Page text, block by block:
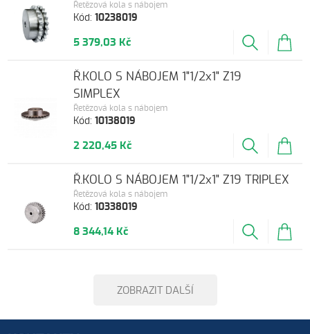
Kód:10238019
Řetězová kola s nábojem
5 379,03 Kč
Kód:10138019
Řetězová kola s nábojem
Ř.KOLO S NÁBOJEM 1"1/2x1" Z19
SIMPLEX
2 220,45 Kč
Kód:10338019
Řetězová kola s nábojem
Ř.KOLO S NÁBOJEM 1"1/2x1" Z19 TRIPLEX
8 344,14 Kč
ZOBRAZIT DALŠÍ